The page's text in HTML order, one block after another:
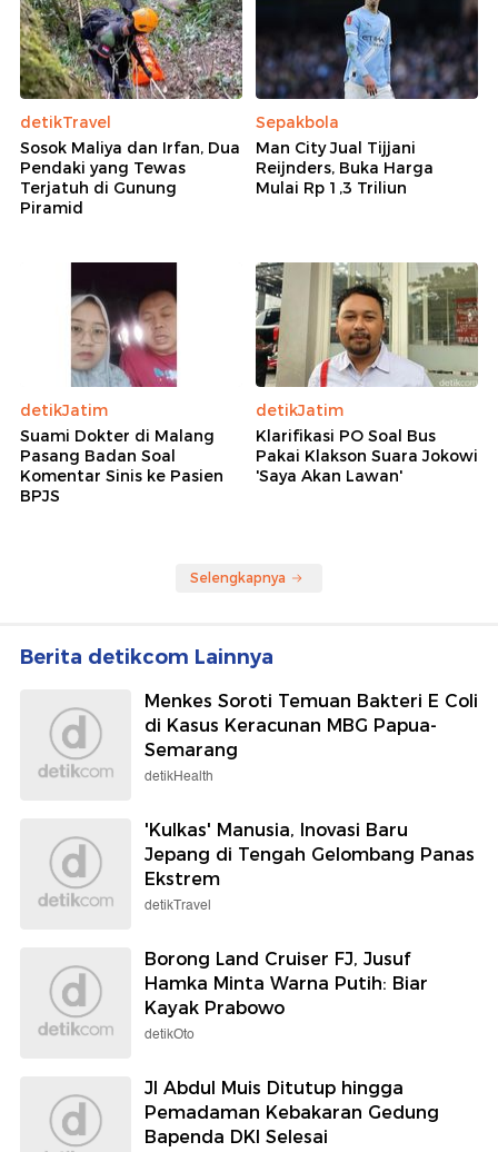
detikTravel
Sosok Maliya dan Irfan, Dua
Pendaki yang Tewas
Terjatuh di Gunung
Piramid
Sepakbola
Man City Jual Tijjani
Reijnders, Buka Harga
Mulai Rp 1,3 Triliun
detikJatim
Suami Dokter di Malang
Pasang Badan Soal
Komentar Sinis ke Pasien
BPJS
detikJatim
Klarifikasi PO Soal Bus
Pakai Klakson Suara Jokowi
'Saya Akan Lawan'
Selengkapnya
Berita detikcom Lainnya
Menkes Soroti Temuan Bakteri E Coli
di Kasus Keracunan MBG Papua-
Semarang
detikHealth
'Kulkas' Manusia, Inovasi Baru
Jepang di Tengah Gelombang Panas
Ekstrem
detikTravel
Borong Land Cruiser FJ, Jusuf
Hamka Minta Warna Putih: Biar
Kayak Prabowo
detikOto
Jl Abdul Muis Ditutup hingga
Pemadaman Kebakaran Gedung
Bapenda DKI Selesai